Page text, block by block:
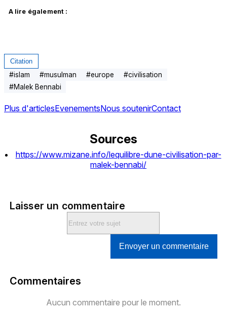
A lire également :
Citation
#islam #musulman #europe #civilisation
#Malek Bennabi
Plus d'articlesEvenementsNous soutenirContact
Sources
https://www.mizane.info/lequilibre-dune-civilisation-par-
malek-bennabi/
Laisser un commentaire
Envoyer un commentaire
Commentaires
Aucun commentaire pour le moment.